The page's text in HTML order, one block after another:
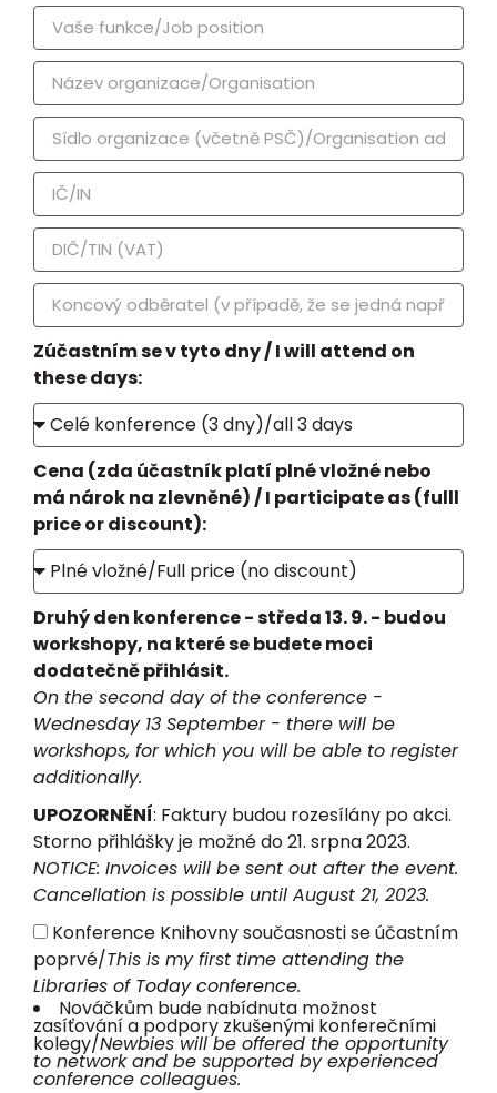
Zúčastním se v tyto dny / I will attend on
these days:
Cena (zda účastník platí plné vložné nebo
má nárok na zlevněné) / I participate as (fulll
price or discount):
Druhý den konference - středa 13. 9. - budou
workshopy, na které se budete moci
dodatečně přihlásit.
On the second day of the conference -
Wednesday 13 September - there will be
workshops, for which you will be able to register
additionally.
UPOZORNĚNÍ: Faktury budou rozesílány po akci.
Storno přihlášky je možné do 21. srpna 2023.
NOTICE: Invoices will be sent out after the event.
Cancellation is possible until August 21, 2023.
Konference Knihovny současnosti se účastním
poprvé/This is my first time attending the
Libraries of Today conference.
Nováčkům bude nabídnuta možnost
zasíťování a podpory zkušenými konferečními
kolegy/Newbies will be offered the opportunity
to network and be supported by experienced
conference colleagues.